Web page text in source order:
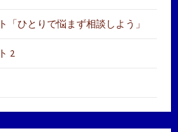
「ひとりで悩まず相談しよう」
2